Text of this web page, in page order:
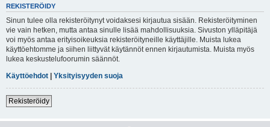
REKISTERÖIDY
Sinun tulee olla rekisteröitynyt voidaksesi kirjautua sisään. Rekisteröityminen
vie vain hetken, mutta antaa sinulle lisää mahdollisuuksia. Sivuston ylläpitäjä
voi myös antaa erityisoikeuksia rekisteröityneille käyttäjille. Muista lukea
käyttöehtomme ja siihen liittyvät käytännöt ennen kirjautumista. Muista myös
lukea keskustelufoorumin säännöt.
Käyttöehdot | Yksityisyyden suoja
Rekisteröidy